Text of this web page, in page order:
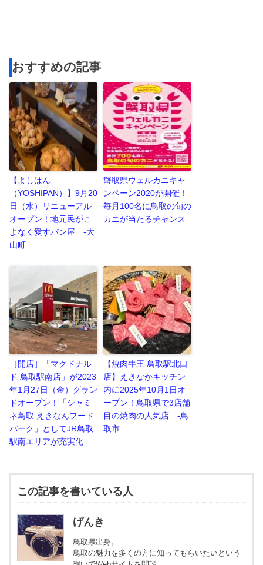
おすすめの記事
【よしぱん
（YOSHIPAN）】9月20
日（水）リニューアル
オープン！地元民がこ
よなく愛すパン屋 -大
山町
蟹取県ウェルカニキャ
ンペーン2020が開催！
毎月100名に鳥取の旬の
カニが当たるチャンス
［開店］「マクドナル
ド 鳥取駅南店」が2023
年1月27日（金）グラン
ドオープン！「シャミ
ネ鳥取 えきなんフード
パーク」としてJR鳥取
駅南エリアが充実化
【焼肉牛王 鳥取駅北口
店】えきなかキッチン
内に2025年10月1日オ
ープン！鳥取県で3店舗
目の焼肉の人気店 -鳥
取市
この記事を書いている人
げんき
鳥取県出身。
鳥取の魅力を多くの方に知ってもらいたいという